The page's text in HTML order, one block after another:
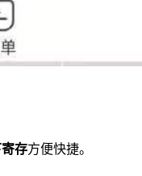
存方便快捷。